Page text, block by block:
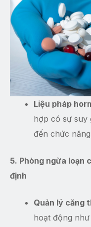
Liệu pháp
hợp có sự suy
đến chức
5. Phòng ngừa loạn
định
Quản lý căng
hoạt động